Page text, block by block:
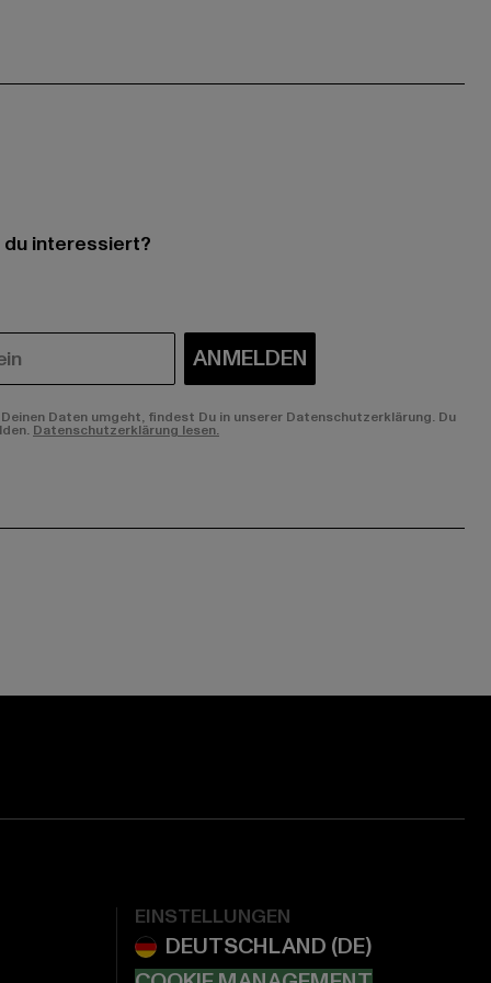
interessiert?
ANMELDEN
Daten umgeht, findest Du in unserer Datenschutzerklärung. Du
Datenschutzerklärung lesen.
EINSTELLUNGEN